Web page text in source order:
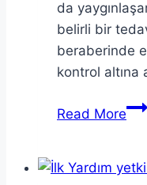
da
belirli bir
beraberinde
kontrol altına
Read More